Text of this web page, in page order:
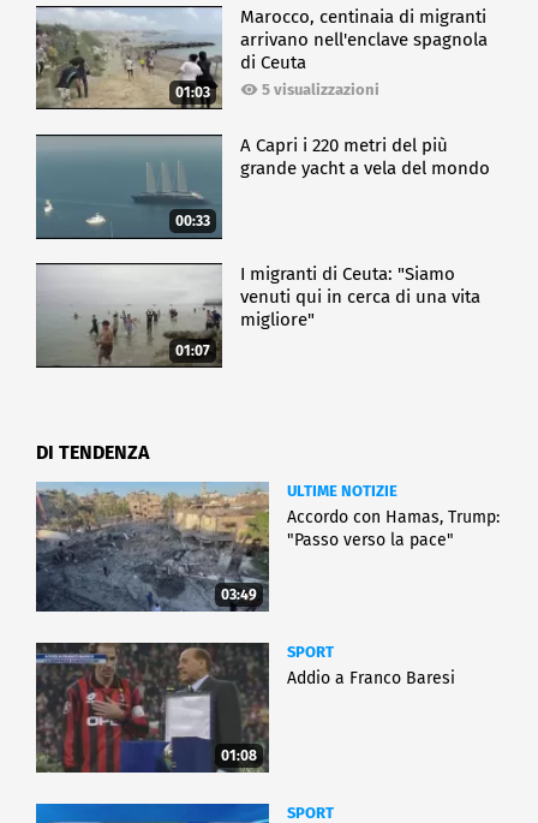
01:03
Marocco, centinaia di migranti
arrivano nell'enclave spagnola
di Ceuta
5 visualizzazioni
00:33
A Capri i 220 metri del più
grande yacht a vela del mondo
01:07
I migranti di Ceuta: "Siamo
venuti qui in cerca di una vita
migliore"
DI TENDENZA
03:49
ULTIME NOTIZIE
Accordo con Hamas, Trump:
"Passo verso la pace"
01:08
SPORT
Addio a Franco Baresi
SPORT